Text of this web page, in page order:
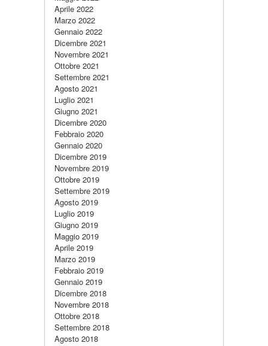
Aprile 2022
Marzo 2022
Gennaio 2022
Dicembre 2021
Novembre 2021
Ottobre 2021
Settembre 2021
Agosto 2021
Luglio 2021
Giugno 2021
Dicembre 2020
Febbraio 2020
Gennaio 2020
Dicembre 2019
Novembre 2019
Ottobre 2019
Settembre 2019
Agosto 2019
Luglio 2019
Giugno 2019
Maggio 2019
Aprile 2019
Marzo 2019
Febbraio 2019
Gennaio 2019
Dicembre 2018
Novembre 2018
Ottobre 2018
Settembre 2018
Agosto 2018